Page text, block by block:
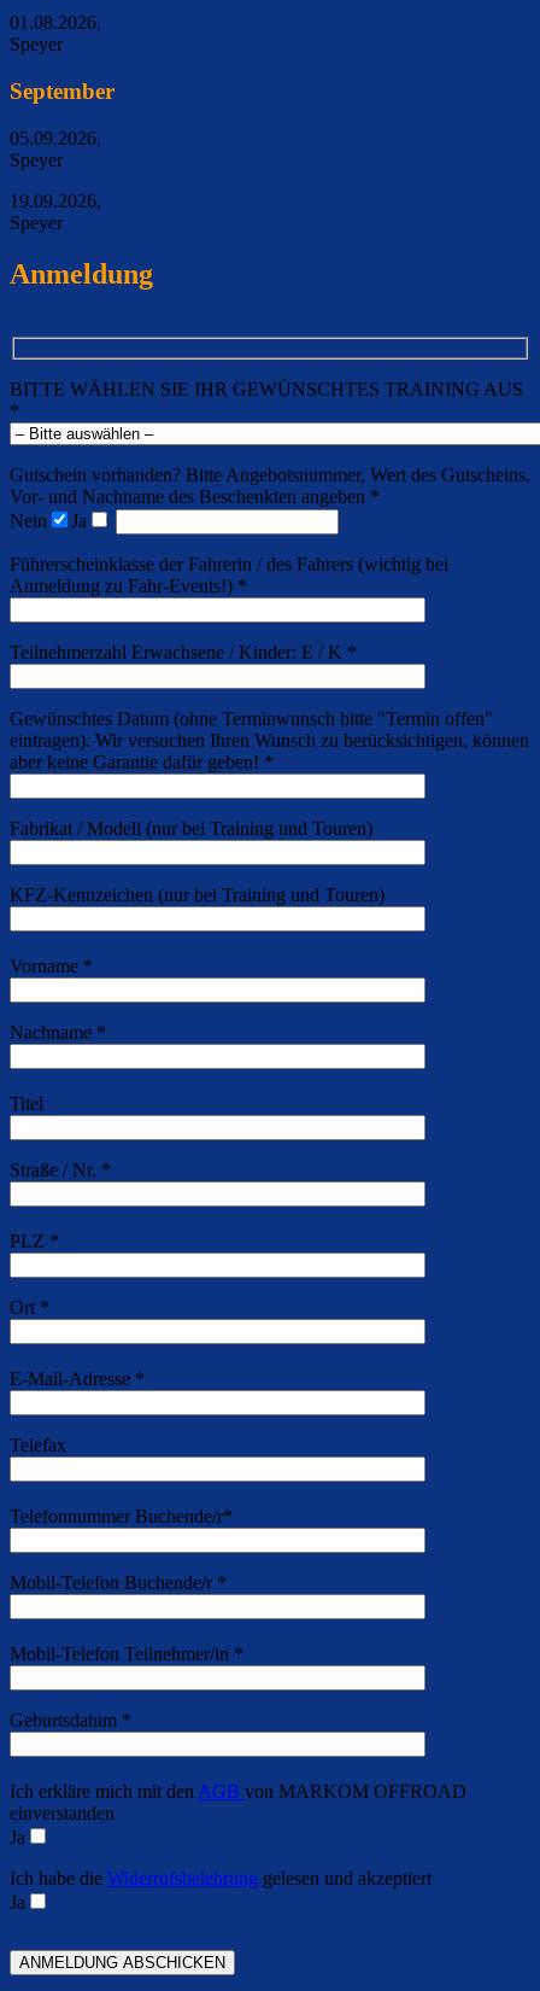
01.08.2026,
Speyer
September
05.09.2026,
Speyer
19.09.2026,
Speyer
Anmeldung
BITTE WÄHLEN SIE IHR GEWÜNSCHTES TRAINING AUS
*
Gutschein vorhanden? Bitte Angebotsnummer, Wert des Gutscheins,
Vor- und Nachname des Beschenkten angeben *
Nein
Ja
Führerscheinklasse der Fahrerin / des Fahrers (wichtig bei
Anmeldung zu Fahr-Events!) *
Teilnehmerzahl Erwachsene / Kinder: E / K *
Gewünschtes Datum (ohne Terminwunsch bitte "Termin offen"
eintragen). Wir versuchen Ihren Wunsch zu berücksichtigen, können
aber keine Garantie dafür geben! *
Fabrikat / Modell (nur bei Training und Touren)
KFZ-Kennzeichen (nur bei Training und Touren)
Vorname *
Nachname *
Titel
Straße / Nr. *
PLZ *
Ort *
E-Mail-Adresse *
Telefax
Telefonnummer Buchende/r*
Mobil-Telefon Buchende/r *
Mobil-Telefon Teilnehmer/in *
Geburtsdatum *
Ich erkläre mich mit den AGB von MARKOM OFFROAD
einverstanden
Ja
Ich habe die Widerrufsbelehrung gelesen und akzeptiert
Ja